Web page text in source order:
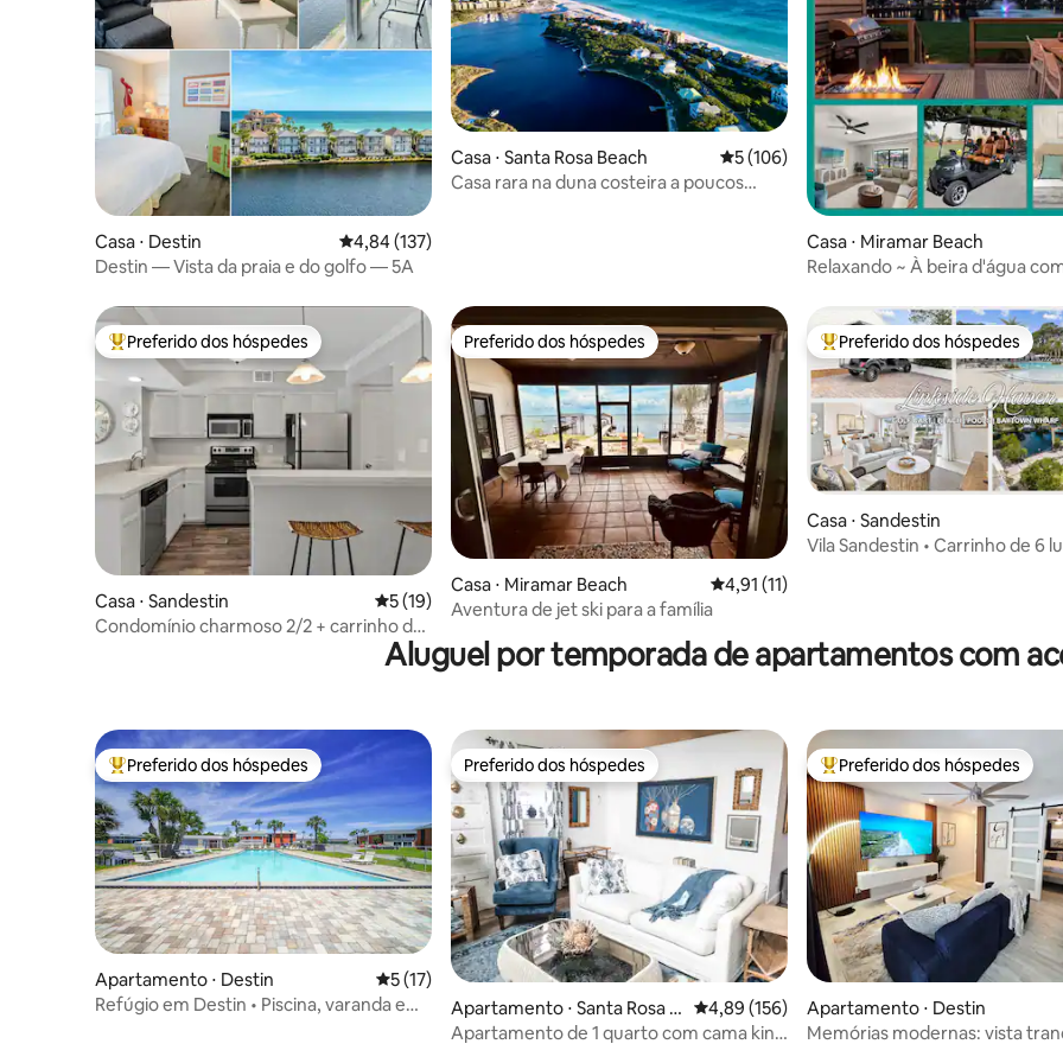
Casa ⋅ Destin 4,84 de uma avaliação média de 5, 137 avaliações
4,84 (137)
Destin — Vista da praia e do golfo — 5A
Casa ⋅ Santa Rosa Beach 5 de uma avaliação média de 5, 106
5 (106)
Casa rara na duna costeira a poucos
Casa ⋅ Miramar Beach
Relaxando ~ À beira d'água
Entre os melhores preferidos dos hóspedes
Preferido dos hóspedes
Casa ⋅ Sandestin 5 de uma avaliação média de 5, 19 avaliações
5 (19)
Condomínio charmoso 2/2 + carrinho de
Preferido dos hóspedes
Preferido dos hóspedes
Casa ⋅ Miramar Beach 4,91 de uma avaliação média de 5, 11
4,91 (11)
Aventura de jet ski para a família
Entre os melhores preferidos
Preferido dos hóspedes
Casa ⋅ Sandestin
Vila Sandestin • Carrinho de 6
Aluguel por temporada de apartamentos com
Entre os melhores preferidos dos hóspedes
Preferido dos hóspedes
Apartamento ⋅ Destin 5 de uma avaliação média de 5, 17 avaliações
5 (17)
Refúgio em Destin • Piscina, varanda e
Preferido dos hóspedes
Preferido dos hóspedes
Apartamento ⋅ Santa Rosa B
each
4,89 de uma avaliação média de 5, 156
4,89 (156)
Apartamento de 1 quarto com cama king
Entre os melhores preferidos
Preferido dos hóspedes
Apartamento ⋅ Destin
Memórias modernas: vista